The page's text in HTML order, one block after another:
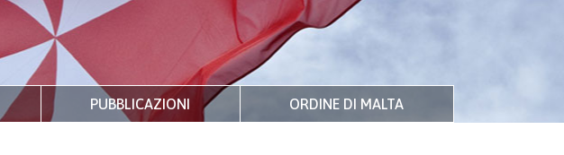
PUBBLICAZIONI ORDINE DI MALTA